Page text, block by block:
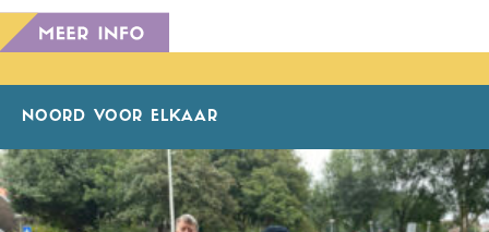
NOORD VOOR ELKAAR